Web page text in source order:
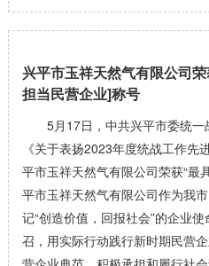
兴平市玉祥天然气有限公司
担当民营企业]称号
5月17日，中共兴平市委统
《关于表扬2023年度统战工作
平市玉祥天然气有限公司荣获“最
平市玉祥天然气有限公司作为我
记“创造价值，回报社会”的企业
召，用实际行动践行新时期民营